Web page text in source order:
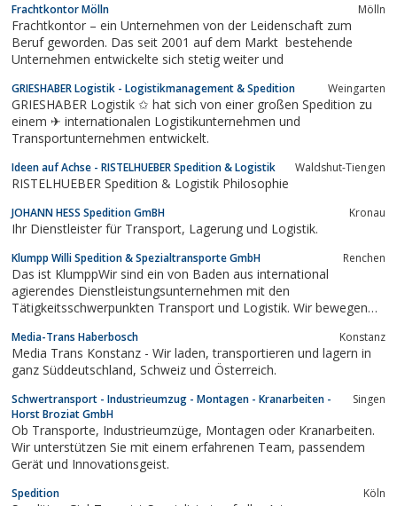
Frachtkontor Mölln Mölln
Frachtkontor – ein Unternehmen von der Leidenschaft zum
Beruf geworden. Das seit 2001 auf dem Markt bestehende
Unternehmen entwickelte sich stetig weiter und
GRIESHABER Logistik - Logistikmanagement & Spedition Weingarten
GRIESHABER Logistik ✩ hat sich von einer großen Spedition zu
einem ✈ internationalen Logistikunternehmen und
Transportunternehmen entwickelt.
Ideen auf Achse - RISTELHUEBER Spedition & Logistik Waldshut-Tiengen
RISTELHUEBER Spedition & Logistik Philosophie
JOHANN HESS Spedition GmBH Kronau
Ihr Dienstleister für Transport, Lagerung und Logistik.
Klumpp Willi Spedition & Spezialtransporte GmbH Renchen
Das ist KlumppWir sind ein von Baden aus international
agierendes Dienstleistungsunternehmen mit den
Tätigkeitsschwerpunkten Transport und Logistik. Wir bewegen
bewegen auch unsere Kunden: mit einer ungewohnten
Leidenschaft für alles, was mit Frachten, Terminen und...
Media-Trans Haberbosch Konstanz
Media Trans Konstanz - Wir laden, transportieren und lagern in
ganz Süddeutschland, Schweiz und Österreich.
Schwertransport - Industrieumzug - Montagen - Kranarbeiten -
Horst Broziat GmbH
Singen
Ob Transporte, Industrieumzüge, Montagen oder Kranarbeiten.
Wir unterstützen Sie mit einem erfahrenen Team, passendem
Gerät und Innovationsgeist.
Spedition Köln